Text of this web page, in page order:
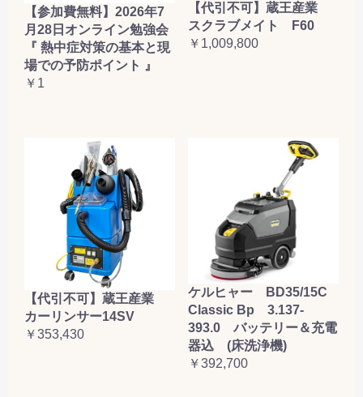
【参加費無料】2026年7
月28日オンライン勉強会
『 熱中症対策の基本と現
場での予防ポイント 』
￥1
【代引不可】蔵王産業
スクラブメイト F60
￥1,009,800
【代引不可】蔵王産業
カーリンサー14SV
￥353,430
ケルヒャー BD35/15C
Classic Bp 3.137-
393.0 バッテリー＆充電
器込 (床洗浄機)
￥392,700